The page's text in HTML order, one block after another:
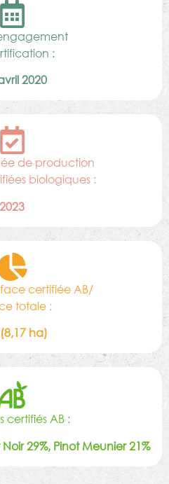
:
2020
de production
biologiques :
2023
certifiée AB/
totale :
ha)
certifiés AB :
29%, Pinot Meunier 21%